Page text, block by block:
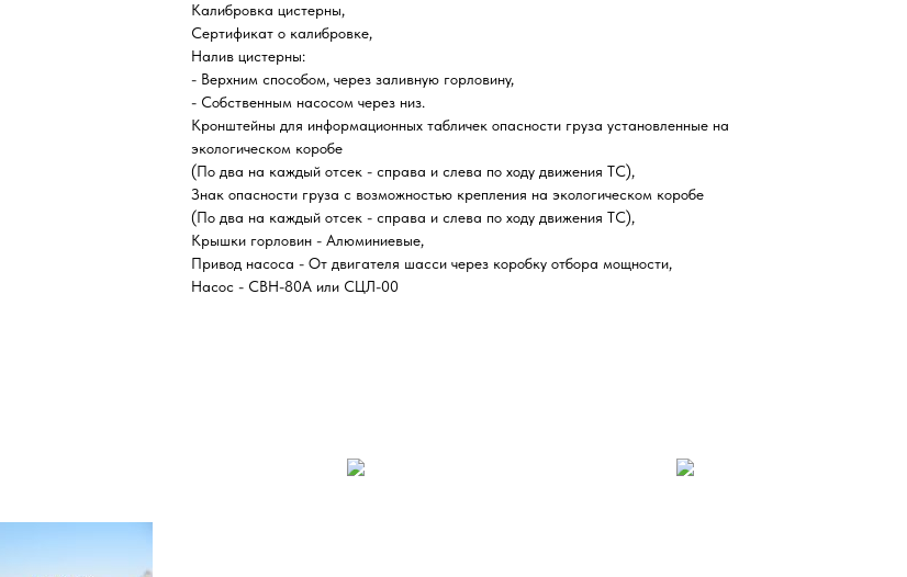
Калибровка цистерны,
Сертификат о калибровке,
Налив цистерны:
- Верхним способом, через заливную горловину,
- Собственным насосом через низ.
Кронштейны для информационных табличек опасности груза установленные на
экологическом коробе
(По два на каждый отсек - справа и слева по ходу движения ТС),
Знак опасности груза с возможностью крепления на экологическом коробе
(По два на каждый отсек - справа и слева по ходу движения ТС),
Крышки горловин - Алюминиевые,
Привод насоса - От двигателя шасси через коробку отбора мощности,
Насос - СВН-80А или СЦЛ-00